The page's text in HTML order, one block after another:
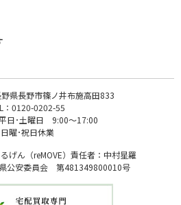
県長野市篠ノ井布施高田833
：0120-0202-55
日･土曜日 9:00〜17:00
日曜･祝日休業
げん（reMOVE）責任者：中村星羅
公安委員会 第481349800010号